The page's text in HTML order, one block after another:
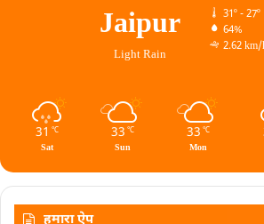
Jaipur
Light Rain
31º - 27º
64%
2.62 km/
31 ℃
Sat
33 ℃
Sun
33 ℃
Mon
हमारा ऐप